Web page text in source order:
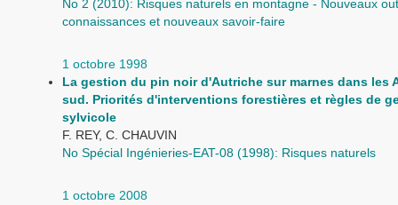
No 2 (2010): Risques naturels en montagne - Nouveaux
connaissances et nouveaux savoir-faire
1 octobre 1998
La gestion du pin noir d'Autriche sur marnes dans les
sud. Priorités d'interventions forestières et règles de
sylvicole
F. REY, C. CHAUVIN
No Spécial Ingénieries-EAT-08 (1998): Risques naturels
1 octobre 2008